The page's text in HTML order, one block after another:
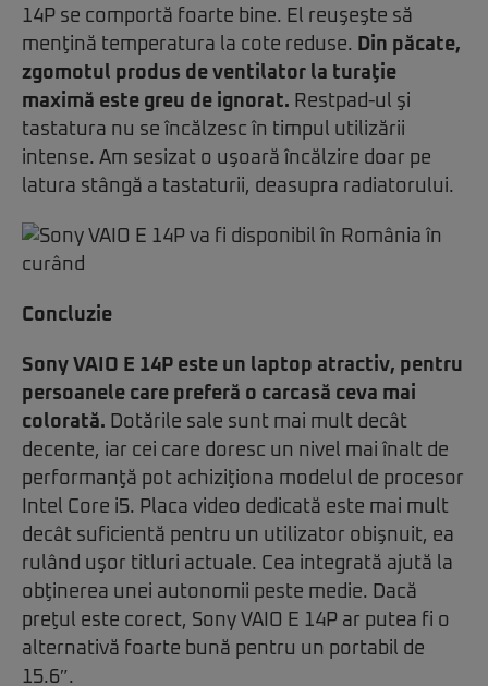
14P se comportă foarte bine. El reuşeşte să
menţină temperatura la cote reduse. Din păcate,
zgomotul produs de ventilator la turaţie
maximă este greu de ignorat. Restpad-ul şi
tastatura nu se încălzesc în timpul utilizării
intense. Am sesizat o uşoară încălzire doar pe
latura stângă a tastaturii, deasupra radiatorului.
Concluzie
Sony VAIO E 14P este un laptop atractiv, pentru
persoanele care preferă o carcasă ceva mai
colorată. Dotările sale sunt mai mult decât
decente, iar cei care doresc un nivel mai înalt de
performanţă pot achiziţiona modelul de procesor
Intel Core i5. Placa video dedicată este mai mult
decât suficientă pentru un utilizator obişnuit, ea
rulând uşor titluri actuale. Cea integrată ajută la
obţinerea unei autonomii peste medie. Dacă
preţul este corect, Sony VAIO E 14P ar putea fi o
alternativă foarte bună pentru un portabil de
15.6″.